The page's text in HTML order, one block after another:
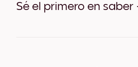
Sé el primero en